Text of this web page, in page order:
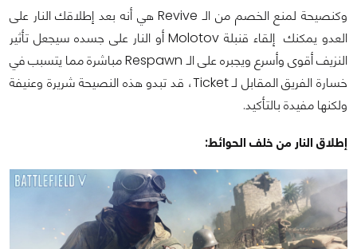
وكنصيحة لمنع الخصم من الـ Revive هي أنه بعد إطلاقك النار على
العدو يمكنك إلقاء قنبلة Molotov أو النار على جسده سيجعل تأثير
النزيف أقوى وأسرع ويجبره على الـ Respawn مباشرة مما يتسبب في
خسارة الفريق المقابل لـ Ticket، قد تبدو هذه النصيحة شريرة وعنيفة
ولكنها مفيدة بالتأكيد.
إطلاق النار من خلف الحوائط: